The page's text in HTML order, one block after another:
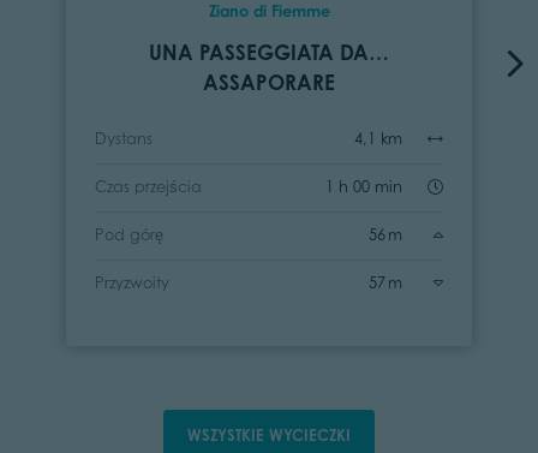
Ziano di Fiemme
UNA PASSEGGIATA DA…
ASSAPORARE
Dystans 4,1 km
Czas przejścia 1 h 00 min
Pod górę 56 m
Przyzwoity 57 m
WSZYSTKIE WYCIECZKI